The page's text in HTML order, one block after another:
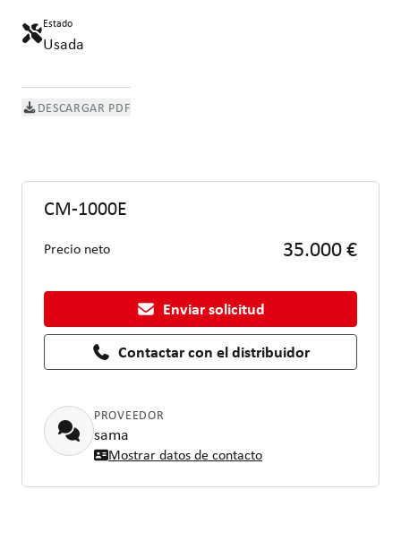
Estado
Usada
DESCARGAR PDF
CM-1000E
Precio neto 35.000 €
Enviar solicitud
Contactar con el distribuidor
PROVEEDOR
sama
Mostrar datos de contacto